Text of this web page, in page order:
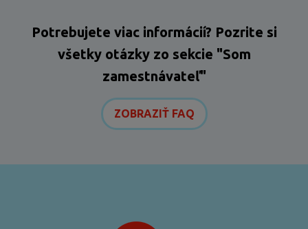
Potrebujete viac informácií? Pozrite si
všetky otázky zo sekcie "Som
zamestnávateľ"
ZOBRAZIŤ FAQ